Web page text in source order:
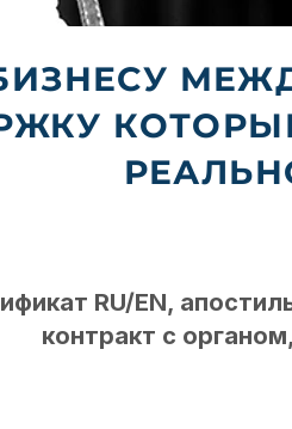
RU/EN,
контракт с